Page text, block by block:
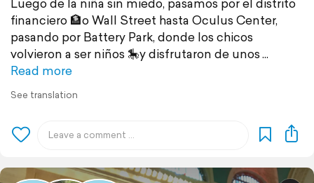
financiero 🏦o Wall Street hasta Oculus Center,
pasando por Battery Park, donde los chicos
volvieron a ser niños 🎠y disfrutaron de unos
Read more
See translation